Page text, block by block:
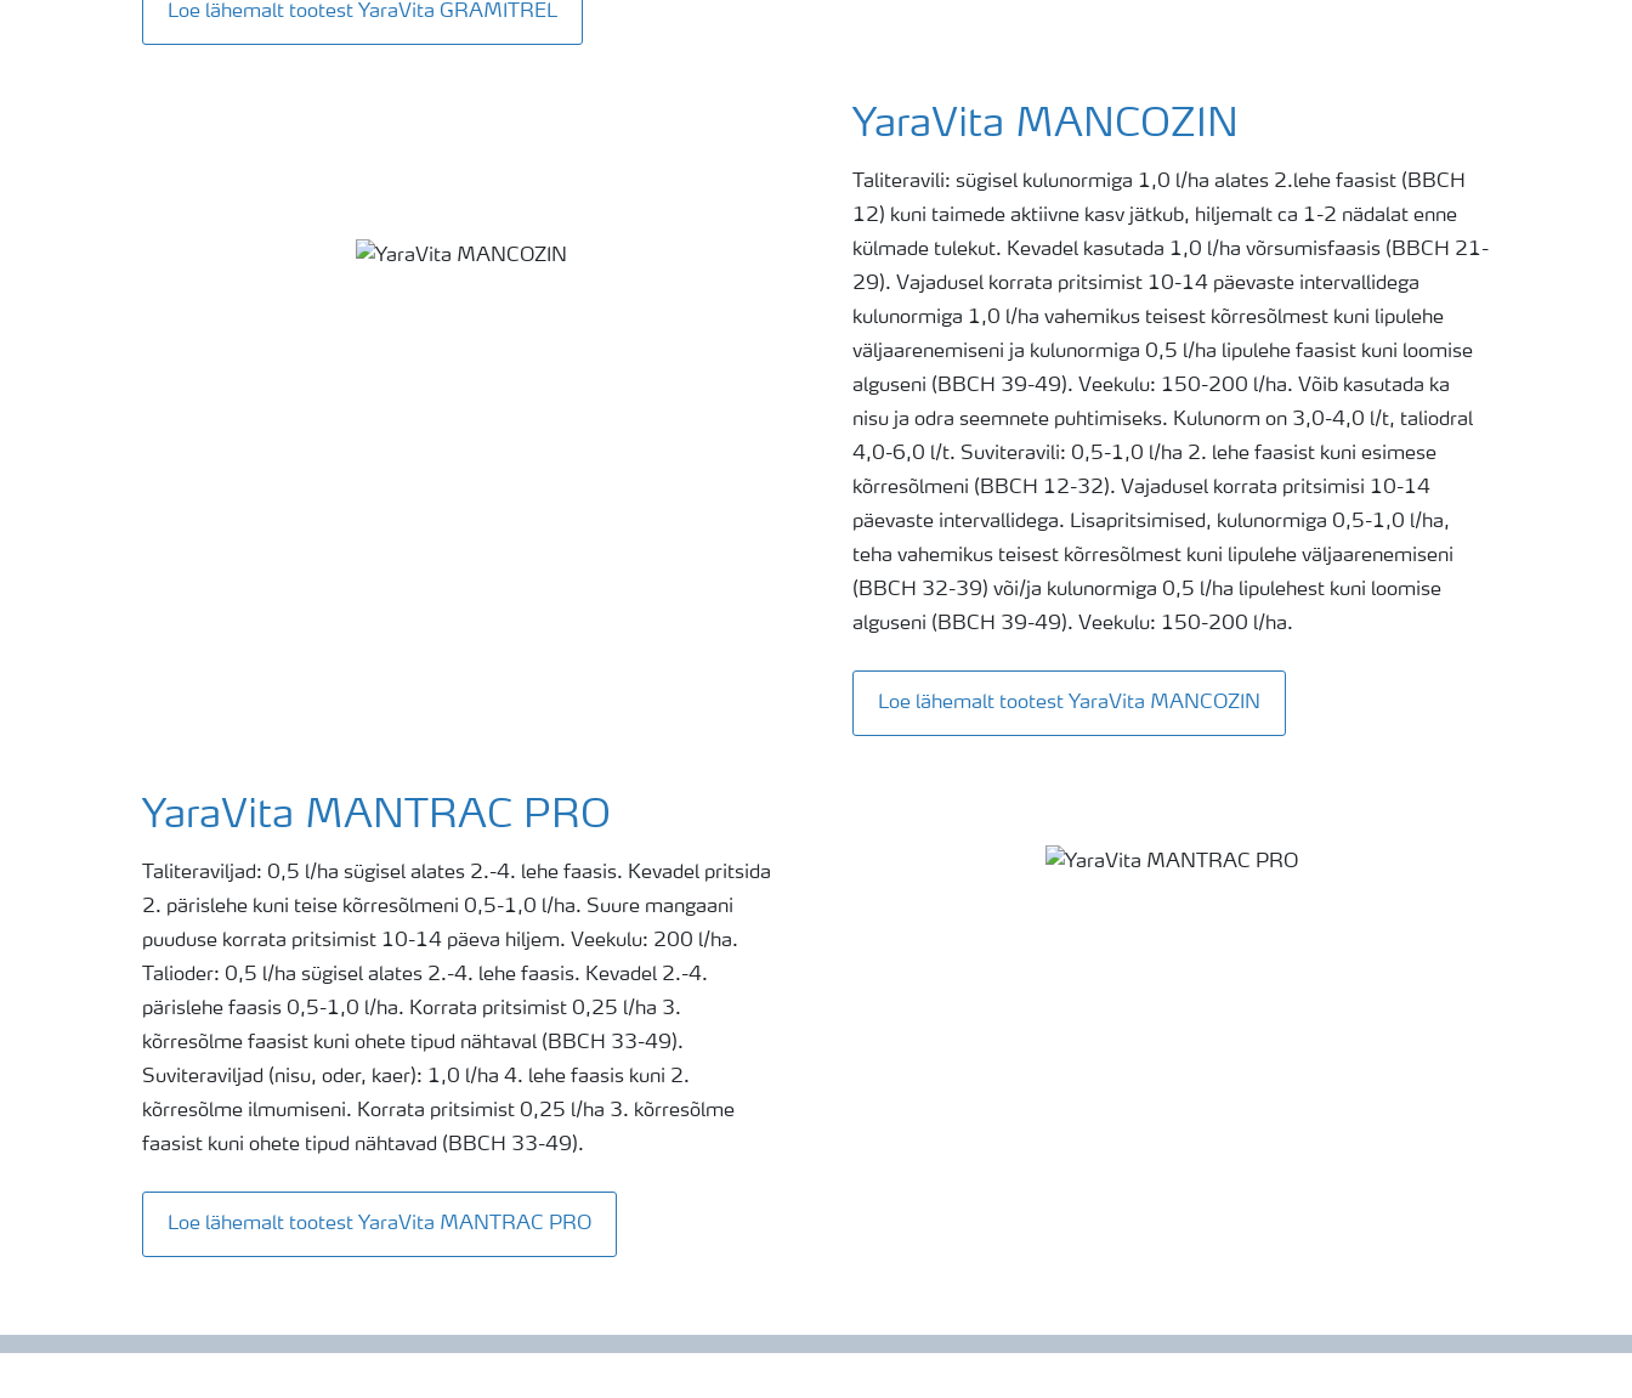
Loe lähemalt tootest YaraVita GRAMITREL
YaraVita MANCOZIN
Taliteravili: sügisel kulunormiga 1,0 l/ha alates 2.lehe faasist (BBCH
12) kuni taimede aktiivne kasv jätkub, hiljemalt ca 1-2 nädalat enne
külmade tulekut. Kevadel kasutada 1,0 l/ha võrsumisfaasis (BBCH 21-
29). Vajadusel korrata pritsimist 10-14 päevaste intervallidega
kulunormiga 1,0 l/ha vahemikus teisest kõrresõlmest kuni lipulehe
väljaarenemiseni ja kulunormiga 0,5 l/ha lipulehe faasist kuni loomise
alguseni (BBCH 39-49). Veekulu: 150-200 l/ha. Võib kasutada ka
nisu ja odra seemnete puhtimiseks. Kulunorm on 3,0-4,0 l/t, taliodral
4,0-6,0 l/t. Suviteravili: 0,5-1,0 l/ha 2. lehe faasist kuni esimese
kõrresõlmeni (BBCH 12-32). Vajadusel korrata pritsimisi 10-14
päevaste intervallidega. Lisapritsimised, kulunormiga 0,5-1,0 l/ha,
teha vahemikus teisest kõrresõlmest kuni lipulehe väljaarenemiseni
(BBCH 32-39) või/ja kulunormiga 0,5 l/ha lipulehest kuni loomise
alguseni (BBCH 39-49). Veekulu: 150-200 l/ha.
Loe lähemalt tootest YaraVita MANCOZIN
YaraVita MANTRAC PRO
Taliteraviljad: 0,5 l/ha sügisel alates 2.-4. lehe faasis. Kevadel pritsida
2. pärislehe kuni teise kõrresõlmeni 0,5-1,0 l/ha. Suure mangaani
puuduse korrata pritsimist 10-14 päeva hiljem. Veekulu: 200 l/ha.
Talioder: 0,5 l/ha sügisel alates 2.-4. lehe faasis. Kevadel 2.-4.
pärislehe faasis 0,5-1,0 l/ha. Korrata pritsimist 0,25 l/ha 3.
kõrresõlme faasist kuni ohete tipud nähtaval (BBCH 33-49).
Suviteraviljad (nisu, oder, kaer): 1,0 l/ha 4. lehe faasis kuni 2.
kõrresõlme ilmumiseni. Korrata pritsimist 0,25 l/ha 3. kõrresõlme
faasist kuni ohete tipud nähtavad (BBCH 33-49).
Loe lähemalt tootest YaraVita MANTRAC PRO